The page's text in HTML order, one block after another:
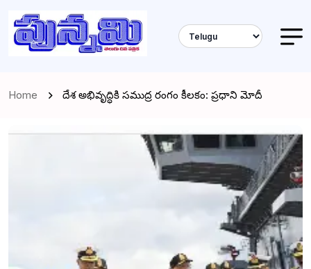
Home దేశ అభివృద్ధికి సముద్ర రంగం కీలకం: ప్రధాని మోదీ